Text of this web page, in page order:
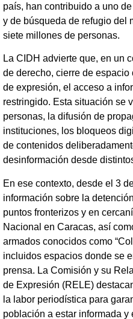
país, han contribuido a uno
y de búsqueda de refugio del
siete millones de personas.
La CIDH advierte que, en un
de derecho, cierre de
de expresión, el acceso a
restringido. Esta situación se
personas, la difusión de
instituciones, los bloqueos
de contenidos
desinformación desde
En ese contexto, desde el 3
información sobre la
puntos fronterizos y en
Nacional en Caracas, así
armados conocidos como
incluidos espacios donde se
prensa. La Comisión y su
de Expresión (RELE)
la labor periodística para
población a estar informada